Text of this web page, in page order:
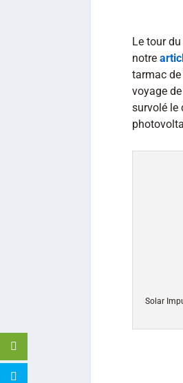
Le tour
notre
tarmac
voyage
survolé le
Solar